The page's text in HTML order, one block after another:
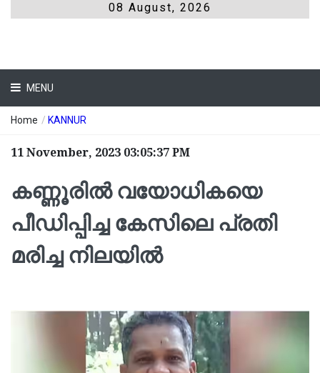
08 August, 2026
MENU
Home / KANNUR
11 November, 2023 03:05:37 PM
കണ്ണൂരിൽ വയോധികയെ
പീഡിപ്പിച്ച കേസിലെ പ്രതി
മരിച്ച നിലയിൽ